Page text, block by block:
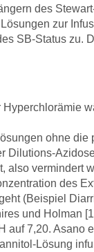
des
zur
SB-Status zu.
ohne
Dilutions-
also vermindert
des
(Beispiel
und Holman
auf 7,20. Asano
Lösung